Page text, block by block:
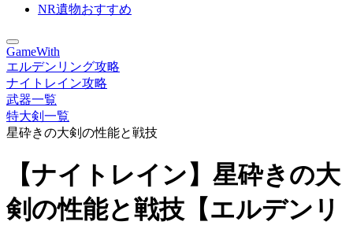
NR遺物おすすめ
GameWith
エルデンリング攻略
ナイトレイン攻略
武器一覧
特大剣一覧
星砕きの大剣の性能と戦技
【ナイトレイン】星砕きの大
剣の性能と戦技【エルデンリ